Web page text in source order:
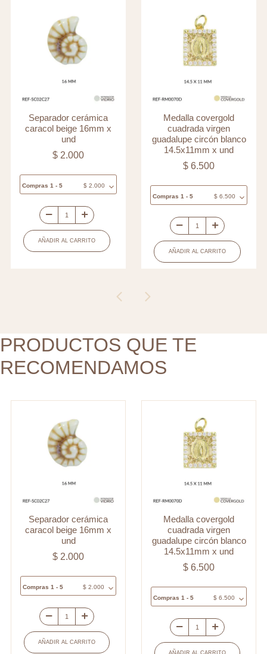
Separador cerámica
caracol beige 16mm x
und
$ 2.000
Compras 1 - 5 $2.000
Separador
cerámica
caracol
AÑADIR AL CARRITO
Medalla covergold
cuadrada virgen
guadalupe circón blanco
14.5x11mm x und
$ 6.500
Compras 1 - 5 $6.500
Medalla
covergold
cuadrada
14.5x11mm
AÑADIR AL CARRITO
PRODUCTOS QUE TE
RECOMENDAMOS
Separador cerámica
caracol beige 16mm x
und
$ 2.000
Compras 1 - 5 $2.000
Separador
cerámica
AÑADIR AL CARRITO
Medalla covergold
cuadrada virgen
guadalupe circón blanco
14.5x11mm x und
$ 6.500
Compras 1 - 5 $6.500
Medalla
covergold